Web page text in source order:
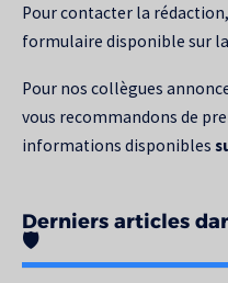
Pour contacter la
formulaire disponible sur la
Pour nos collègues
vous recommandons de
informations disponibles
Derniers articles
🛡️